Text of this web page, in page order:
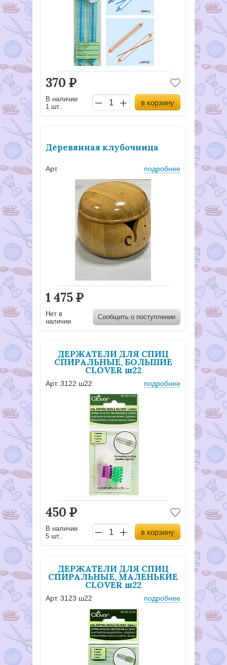
370 Р
В наличии
1 шт..
в корзину
Деревянная клубочница
Арт. подробнее
1 475Р
Нет в
наличии
Сообщить о поступлении
ДЕРЖАТЕЛИ ДЛЯ СПИЦ
СПИРАЛЬНЫЕ, БОЛЬШИЕ
CLOVER ш22
Арт. 3122 ш22 подробнее
450 Р
В наличии
5 шт..
в корзину
ДЕРЖАТЕЛИ ДЛЯ СПИЦ
СПИРАЛЬНЫЕ, МАЛЕНЬКИЕ
CLOVER ш22
Арт. 3123 ш22 подробнее